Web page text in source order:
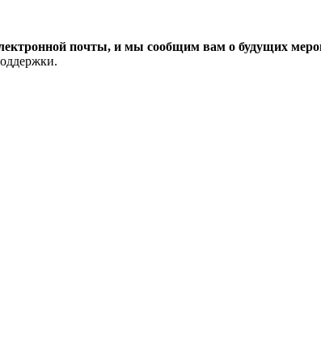
почты, и мы сообщим вам о будущих